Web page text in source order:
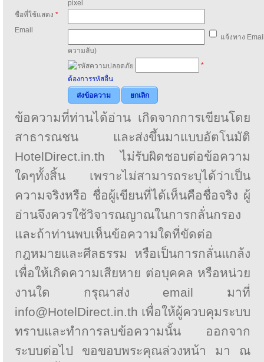
pixel
ชื่อที่ใช้แสดง *
Email
แจ้งทาง
ความลับ)
*
ต้องการรหัสอื่น
ส่งข้อความ
ยกเลิก
ข้อความที่ท่านได้อ่าน เกิดจากการเขียนโดย
สาธารณชน และส่งขึ้นมาแบบอัตโนมัติ
HotelDirect.in.th ไม่รับผิดชอบต่อข้อความ
ใดๆทั้งสิ้น เพราะไม่สามารถระบุได้ว่าเป็น
ความจริงหรือ ชื่อผู้เขียนที่ได้เห็นคือชื่อจริง ผู้
อ่านจึงควรใช้วิจารณญาณในการกลั่นกรอง
และถ้าท่านพบเห็นข้อความใดที่ขัดต่อ
กฎหมายและศีลธรรม หรือเป็นการกลั่นแกล้ง
เพื่อให้เกิดความเสียหาย ต่อบุคคล หรือหน่วย
งานใด กรุณาส่ง email มาที่
info@HotelDirect.in.th เพื่อให้ผู้ควบคุมระบบ
ทราบและทำการลบข้อความนั้น ออกจาก
ระบบต่อไป ขอขอบพระคุณล่วงหน้า มา ณ